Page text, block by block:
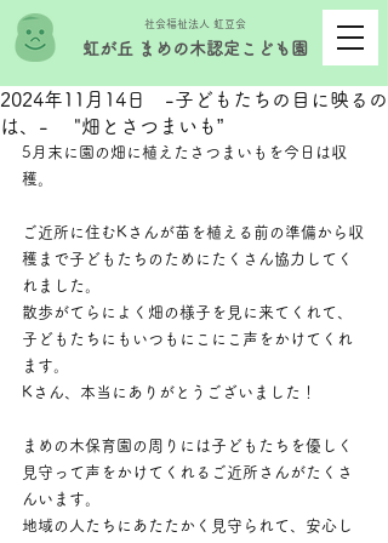
社会福祉法人 虹豆会
虹が丘 まめの木認定こども園
2024年11月14日 -子どもたちの目に映るの
は、- "畑とさつまいも”
5月末に園の畑に植えたさつまいもを今日は収
穫。
ご近所に住むKさんが苗を植える前の準備から収
穫まで子どもたちのためにたくさん協力してく
れました。
散歩がてらによく畑の様子を見に来てくれて、
子どもたちにもいつもにこにこ声をかけてくれ
ます。
Kさん、本当にありがとうございました！
まめの木保育園の周りには子どもたちを優しく
見守って声をかけてくれるご近所さんがたくさ
んいます。
地域の人たちにあたたかく見守られて、安心し